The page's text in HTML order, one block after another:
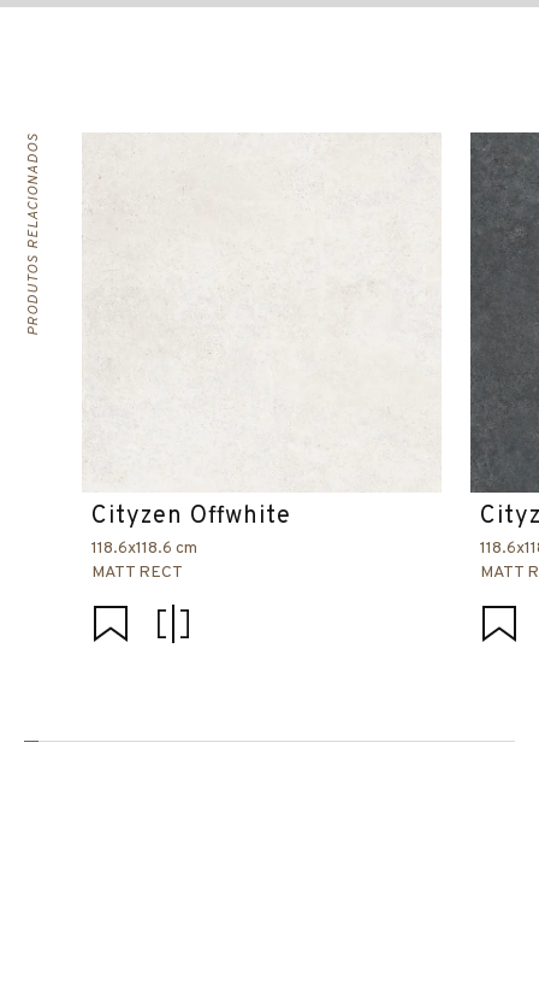
PRODUTOS RELACIONADOS
Cityzen Offwhite
118.6x118.6 cm
MATT RECT
MATT